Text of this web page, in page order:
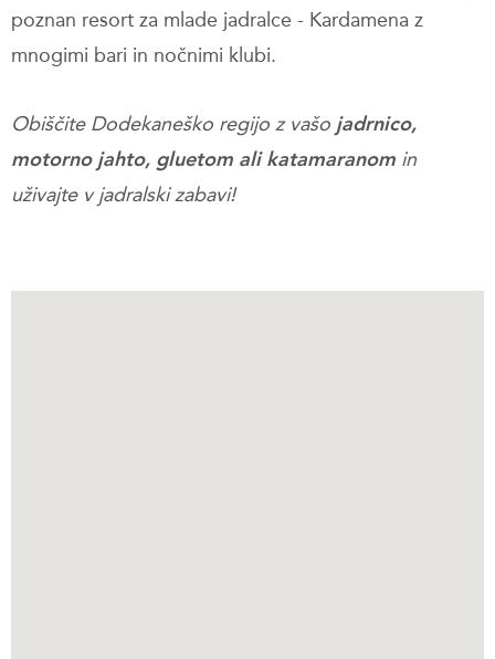
poznan resort za mlade jadralce - Kardamena z
mnogimi bari in nočnimi klubi.
Obiščite Dodekaneško regijo z vašo jadrnico,
motorno jahto, gluetom ali katamaranom in
uživajte v jadralski zabavi!